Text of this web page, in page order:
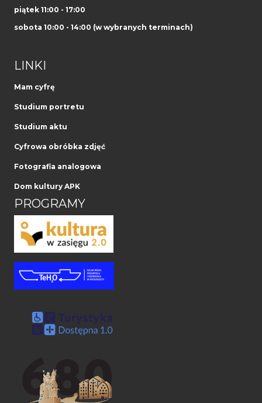
piątek 11:00 - 17:00
sobota 10:00 - 14:00 (w wybranych terminach)
LINKI
Mam cyfrę
Studium portretu
Studium aktu
Cyfrowa obróbka zdjęć
Fotografia analogowa
Dom kultury APK
PROGRAMY